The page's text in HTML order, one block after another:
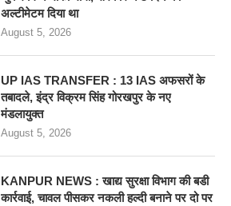
अल्टीमेटम दिया था
August 5, 2026
UP IAS TRANSFER : 13 IAS अफसरों के
तबादले, इंद्र विक्रम सिंह गोरखपुर के नए
मंडलायुक्त
August 5, 2026
KANPUR NEWS : खाद्य सुरक्षा विभाग की बडी
कार्रवाई, चावल पीसकर नकली हल्दी बनाने पर दो पर